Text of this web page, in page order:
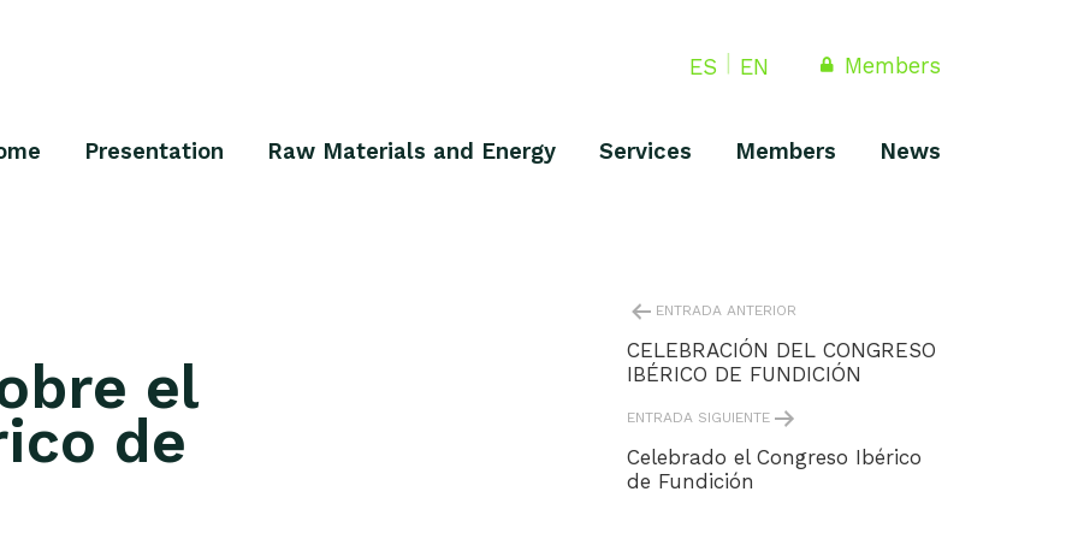
ES EN Members
Presentation Raw Materials and Energy Services Members News
el
de
POST
NAVIGATION
ENTRADA ANTERIOR
CELEBRACIÓN DEL CONGRESO
IBÉRICO DE FUNDICIÓN
ENTRADA SIGUIENTE
Celebrado el Congreso Ibérico
de Fundición